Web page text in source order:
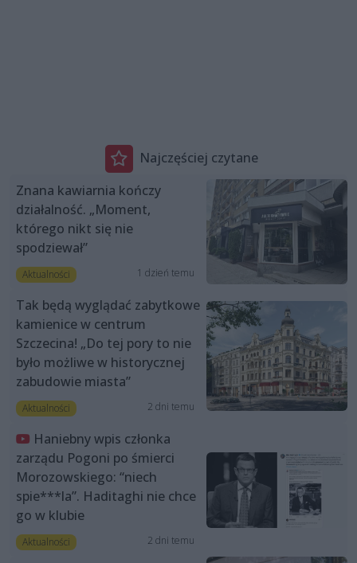
Najczęściej czytane
Znana kawiarnia kończy
działalność. „Moment,
którego nikt się nie
spodziewał”
Aktualności 1 dzień temu
Tak będą wyglądać zabytkowe
kamienice w centrum
Szczecina! „Do tej pory to nie
było możliwe w historycznej
zabudowie miasta”
Aktualności 2 dni temu
Haniebny wpis członka
zarządu Pogoni po śmierci
Morozowskiego: “niech
spie***la”. Haditaghi nie chce
go w klubie
Aktualności 2 dni temu